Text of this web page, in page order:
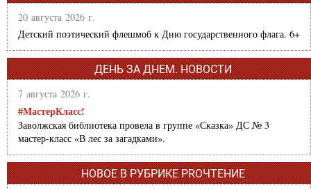
20 августа 2026 г.
Детский поэтический флешмоб к Дню государственного флага. 6+
ДЕНЬ ЗА ДНЕМ. НОВОСТИ
7 августа 2026 г.
#МастерКласс!
Заволжская библиотека провела в группе «Сказка» ДС № 3
мастер-класс «В лес за загадками».
НОВОЕ В РУБРИКЕ PROЧТЕНИЕ